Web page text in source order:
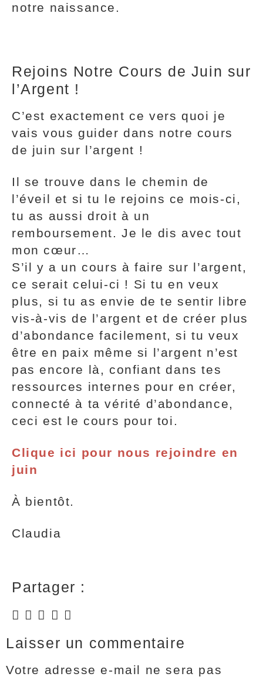
notre naissance.
Rejoins Notre Cours de Juin sur
l’Argent !
C’est exactement ce vers quoi je
vais vous guider dans notre cours
de juin sur l’argent !
Il se trouve dans le chemin de
l’éveil et si tu le rejoins ce mois-ci,
tu as aussi droit à un
remboursement. Je le dis avec tout
mon cœur…
S’il y a un cours à faire sur l’argent,
ce serait celui-ci ! Si tu en veux
plus, si tu as envie de te sentir libre
vis-à-vis de l’argent et de créer plus
d’abondance facilement, si tu veux
être en paix même si l’argent n’est
pas encore là, confiant dans tes
ressources internes pour en créer,
connecté à ta vérité d’abondance,
ceci est le cours pour toi.
Clique ici pour nous rejoindre en
juin
À bientôt.
Claudia
Partager :
Laisser un commentaire
Votre adresse e-mail ne sera pas